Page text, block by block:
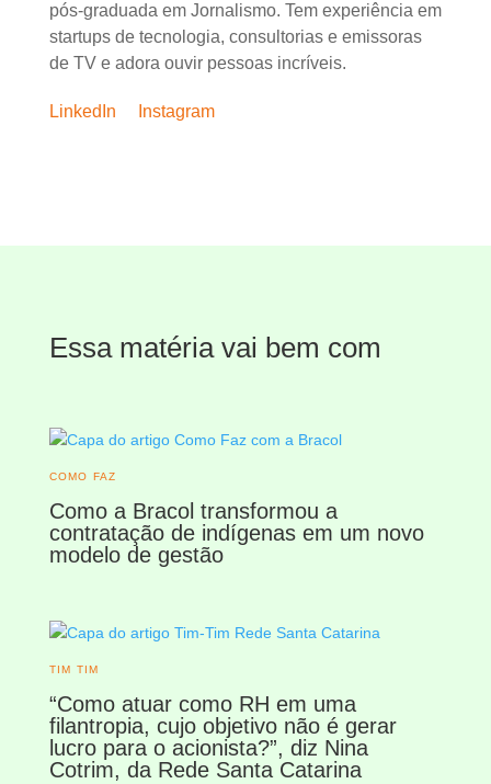
pós-graduada em Jornalismo. Tem experiência em
startups de tecnologia, consultorias e emissoras
de TV e adora ouvir pessoas incríveis.
LinkedIn Instagram
Essa matéria vai bem com
COMO FAZ
Como a Bracol transformou a
contratação de indígenas em um novo
modelo de gestão
TIM TIM
“Como atuar como RH em uma
filantropia, cujo objetivo não é gerar
lucro para o acionista?”, diz Nina
Cotrim, da Rede Santa Catarina